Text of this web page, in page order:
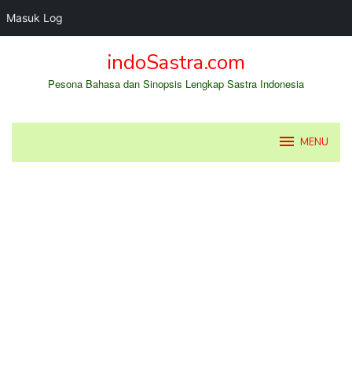
Masuk Log
indoSastra.com
Pesona Bahasa dan Sinopsis Lengkap Sastra Indonesia
MENU